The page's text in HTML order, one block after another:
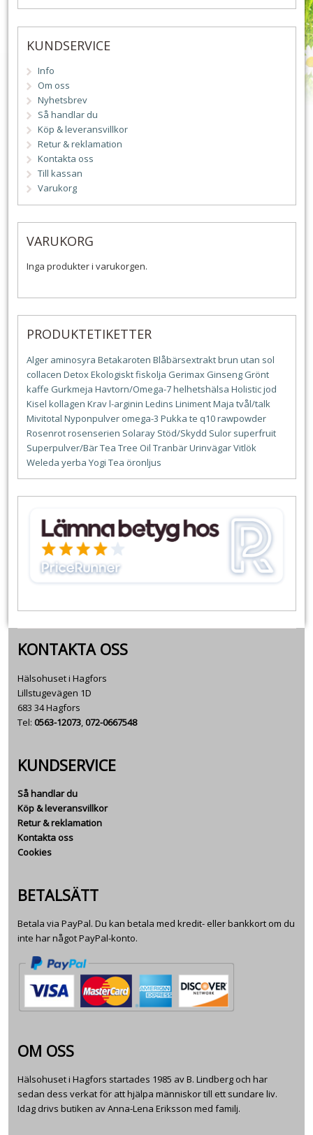
KUNDSERVICE
Info
Om oss
Nyhetsbrev
Så handlar du
Köp & leveransvillkor
Retur & reklamation
Kontakta oss
Till kassan
Varukorg
VARUKORG
Inga produkter i varukorgen.
PRODUKTETIKETTER
Alger aminosyra Betakaroten Blåbärsextraktbrun utan sol
collacen DetoxEkologisktfiskolja Gerimax Ginseng Grönt
kaffe Gurkmeja Havtorn/Omega-7helhetshälsa Holisticjod
Kisel kollagen Kravl-arginin Ledins LinimentMaja tvål/talk
Mivitotal Nyponpulver omega-3 Pukka te q10rawpowder
Rosenrotrosenserien Solaray Stöd/Skydd Sulor superfruit
Superpulver/BärTea Tree Oil TranbärUrinvägarVitlök
Weleda yerba Yogi Tea öronljus
KONTAKTA OSS
Hälsohuset i Hagfors
Lillstugevägen 1D
683 34 Hagfors
Tel: 0563-12073,072-0667548
KUNDSERVICE
Så handlar du
Köp & leveransvillkor
Retur & reklamation
Kontakta oss
Cookies
BETALSÄTT
Betala via PayPal. Du kan betala med kredit- eller bankkort om du
inte har något PayPal-konto.
OM OSS
Hälsohuset i Hagfors startades 1985 av B. Lindberg och har
sedan dess verkat för att hjälpa människor till ett sundare liv.
Idag drivs butiken av Anna-Lena Eriksson med familj.